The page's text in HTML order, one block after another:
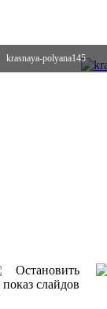
krasnaya-polyana145